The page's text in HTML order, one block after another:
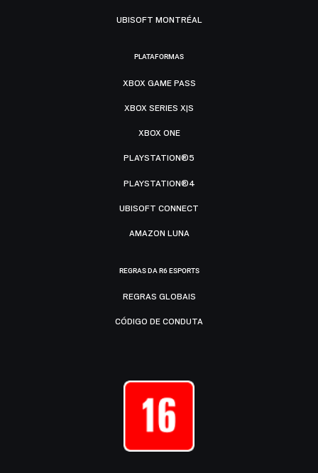
UBISOFT MONTRÉAL
PLATAFORMAS
XBOX GAME PASS
XBOX SERIES X|S
XBOX ONE
PLAYSTATION®5
PLAYSTATION®4
UBISOFT CONNECT
AMAZON LUNA
REGRAS DA R6 ESPORTS
REGRAS GLOBAIS
CÓDIGO DE CONDUTA